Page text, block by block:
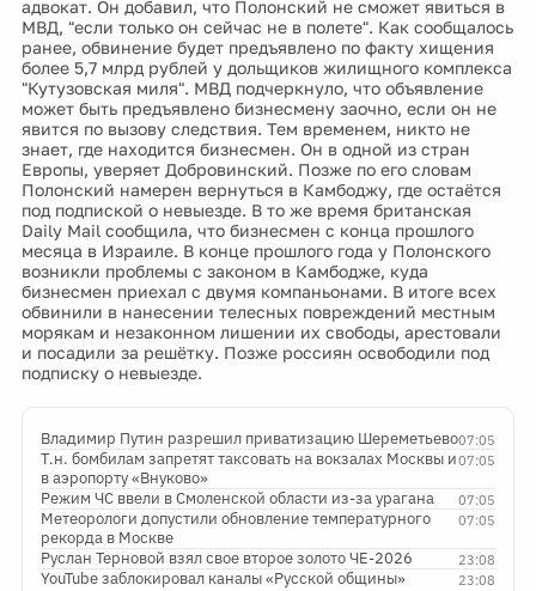
адвокат. Он добавил, что Полонский не сможет явиться в
МВД, "если только он сейчас не в полете". Как сообщалось
ранее, обвинение будет предъявлено по факту хищения
более 5,7 млрд рублей у дольщиков жилищного комплекса
"Кутузовская миля". МВД подчеркнуло, что объявление
может быть предъявлено бизнесмену заочно, если он не
явится по вызову следствия. Тем временем, никто не
знает, где находится бизнесмен. Он в одной из стран
Европы, уверяет Добровинский. Позже по его словам
Полонский намерен вернуться в Камбоджу, где остаётся
под подпиской о невыезде. В то же время британская
Daily Mail сообщила, что бизнесмен с конца прошлого
месяца в Израиле. В конце прошлого года у Полонского
возникли проблемы с законом в Камбодже, куда
бизнесмен приехал с двумя компаньонами. В итоге всех
обвинили в нанесении телесных повреждений местным
морякам и незаконном лишении их свободы, арестовали
и посадили за решётку. Позже россиян освободили под
подписку о невыезде.
07:05
Владимир Путин разрешил приватизацию Шереметьево
07:05
Т.н. бомбилам запретят таксовать на вокзалах Москвы и
в аэропорту «Внуково»
07:05
Режим ЧС ввели в Смоленской области из-за урагана
07:05
Метеорологи допустили обновление температурного
рекорда в Москве
23:08
Руслан Терновой взял свое второе золото ЧЕ-2026
23:08
YouTube заблокировал каналы «Русской общины»